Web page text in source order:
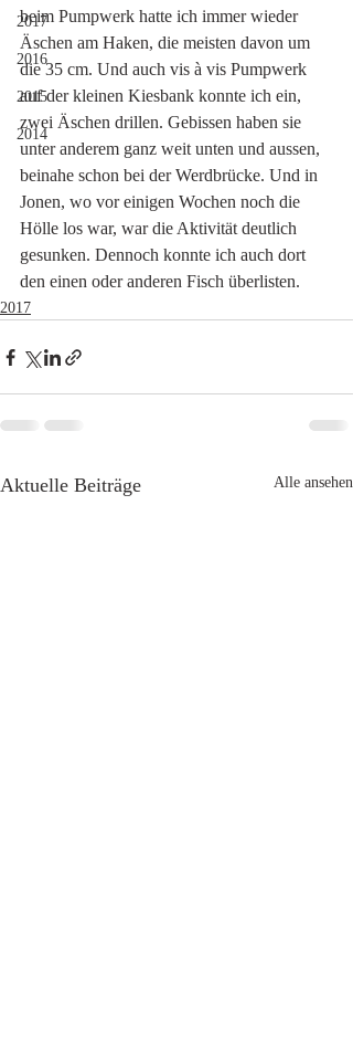
2017
2016
2015
2014
beim Pumpwerk hatte ich immer wieder
Äschen am Haken, die meisten davon um
die 35 cm. Und auch vis à vis Pumpwerk
auf der kleinen Kiesbank konnte ich ein,
zwei Äschen drillen. Gebissen haben sie
unter anderem ganz weit unten und aussen,
beinahe schon bei der Werdbrücke. Und in
Jonen, wo vor einigen Wochen noch die
Hölle los war, war die Aktivität deutlich
gesunken. Dennoch konnte ich auch dort
den einen oder anderen Fisch überlisten.
2017
Aktuelle Beiträge Alle ansehen